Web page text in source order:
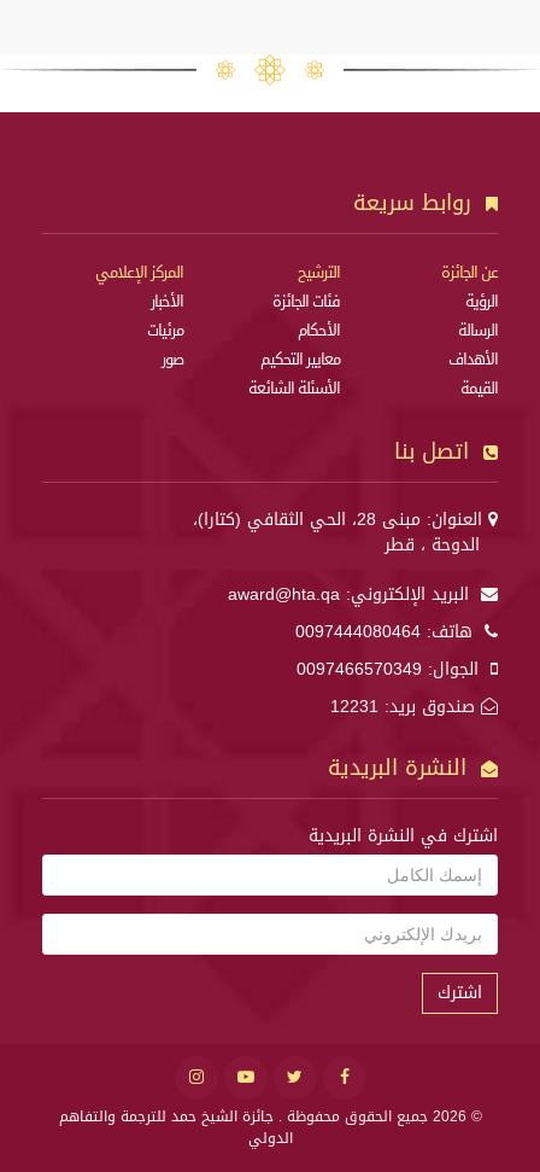
روابط سريعة
عن الجائزة
الرؤية
الرسالة
الأهداف
القيمة
الترشيح
فئات الجائزة
الأحكام
معايير التحكيم
الأسئلة الشائعة
المركز الإعلامي
الأخبار
مرئيات
صور
اتصل بنا
العنوان: مبنى 28، الحي الثقافي (كتارا)،
الدوحة ، قطر
البريد الإلكتروني: award@hta.qa
هاتف: 0097444080464
الجوال: 0097466570349
صندوق بريد: 12231
النشرة البريدية
اشترك في النشرة البريدية
اشترك
© 2026 جميع الحقوق محفوظة .
جائزة الشيخ حمد للترجمة والتفاهم
الدولي